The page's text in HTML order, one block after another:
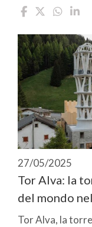
27/05/2025
Tor Alva: la
del mondo
Tor Alva, la